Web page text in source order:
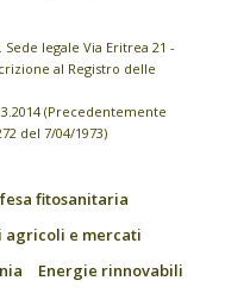
legale Via Eritrea 21 -
al Registro delle
(Precedentemente
del 7/04/1973)
fitosanitaria
agricoli e mercati
Energie rinnovabili